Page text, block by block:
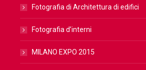
Fotografia di Architettura di edifici
Fotografia d’interni
MILANO EXPO 2015